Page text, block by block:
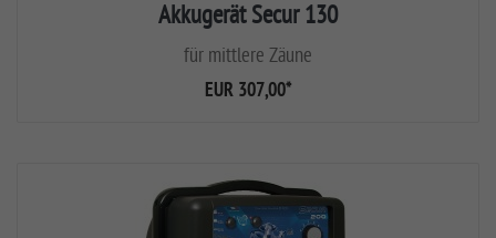
Akkugerät Secur 130
für mittlere Zäune
EUR 307,00*